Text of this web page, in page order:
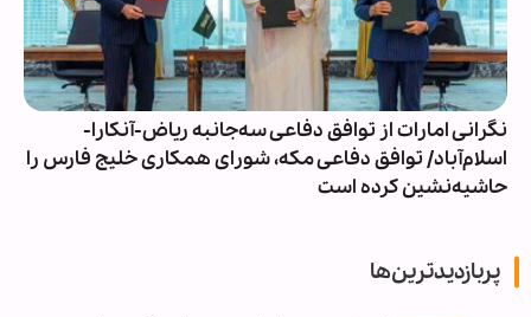
نگرانی امارات از توافق دفاعی سه‌جانبه ریاض-آنکارا-
اسلام‌آباد/ توافق دفاعی مکه، شورای همکاری خلیج فارس را
حاشیه‌نشین کرده است
پربازدیدترین‌ها